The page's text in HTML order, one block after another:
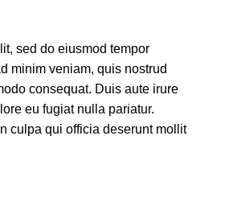
sed do eiusmod tempor
minim veniam, quis nostrud
consequat. Duis aute irure
eu fugiat nulla pariatur.
culpa qui officia deserunt mollit